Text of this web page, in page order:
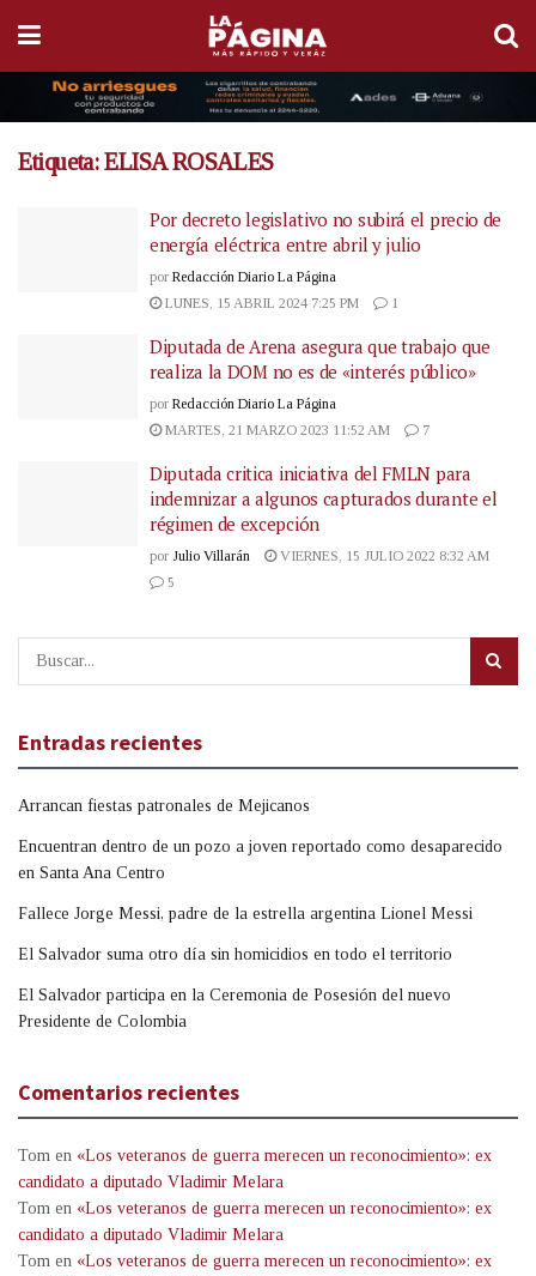
Etiqueta:ELISA ROSALES
Por decreto legislativo no subirá el precio de
energía eléctrica entre abril y julio
por Redacción Diario La Página
LUNES, 15 ABRIL 2024 7:25 PM
1
Diputada de Arena asegura que trabajo que
realiza la DOM no es de «interés público»
por Redacción Diario La Página
MARTES, 21 MARZO 2023 11:52 AM
7
Diputada critica iniciativa del FMLN para
indemnizar a algunos capturados durante el
régimen de excepción
por Julio Villarán
VIERNES, 15 JULIO 2022 8:32 AM
5
Entradas recientes
Arrancan fiestas patronales de Mejicanos
Encuentran dentro de un pozo a joven reportado como desaparecido
en Santa Ana Centro
Fallece Jorge Messi, padre de la estrella argentina Lionel Messi
El Salvador suma otro día sin homicidios en todo el territorio
El Salvador participa en la Ceremonia de Posesión del nuevo
Presidente de Colombia
Comentarios recientes
Tom en «Los veteranos de guerra merecen un reconocimiento»: ex
candidato a diputado Vladimir Melara
Tom en «Los veteranos de guerra merecen un reconocimiento»: ex
candidato a diputado Vladimir Melara
Tom en «Los veteranos de guerra merecen un reconocimiento»: ex